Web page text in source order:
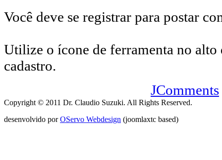
Você deve se registrar para postar
Utilize o ícone de ferramenta no alto
cadastro.
JComments
Copyright © 2011 Dr. Claudio Suzuki. All Rights Reserved.
desenvolvido porOServo Webdesign (joomlaxtc based)